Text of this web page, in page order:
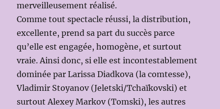
merveilleusement réalisé.
Comme tout spectacle réussi, la distribution,
excellente, prend sa part du succès parce
qu’elle est engagée, homogène, et surtout
vraie. Ainsi donc, si elle est incontestablement
dominée par Larissa Diadkova (la comtesse),
Vladimir Stoyanov (Jeletski/Tchaïkovski) et
surtout Alexey Markov (Tomski), les autres